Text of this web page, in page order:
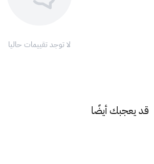
لا توجد تقييمات حاليا
قد يعجبك أيضًا